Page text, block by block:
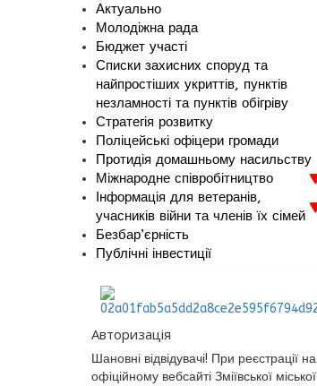
Актуально
Молодіжна рада
Бюджет участі
Списки захисних споруд та
найпростіших укриттів, пунктів
незламності та пунктів обігріву
Стратегія розвитку
Поліцейські офіцери громади
Протидія домашньому насильству
Міжнародне співробітництво
Інформація для ветеранів,
учасників війни та членів їх сімей
Безбар’єрність
Публічні інвестиції
Авторизація
Шановні відвідувачі! При реєстрації на
офіційному вебсайті Зміївської міської